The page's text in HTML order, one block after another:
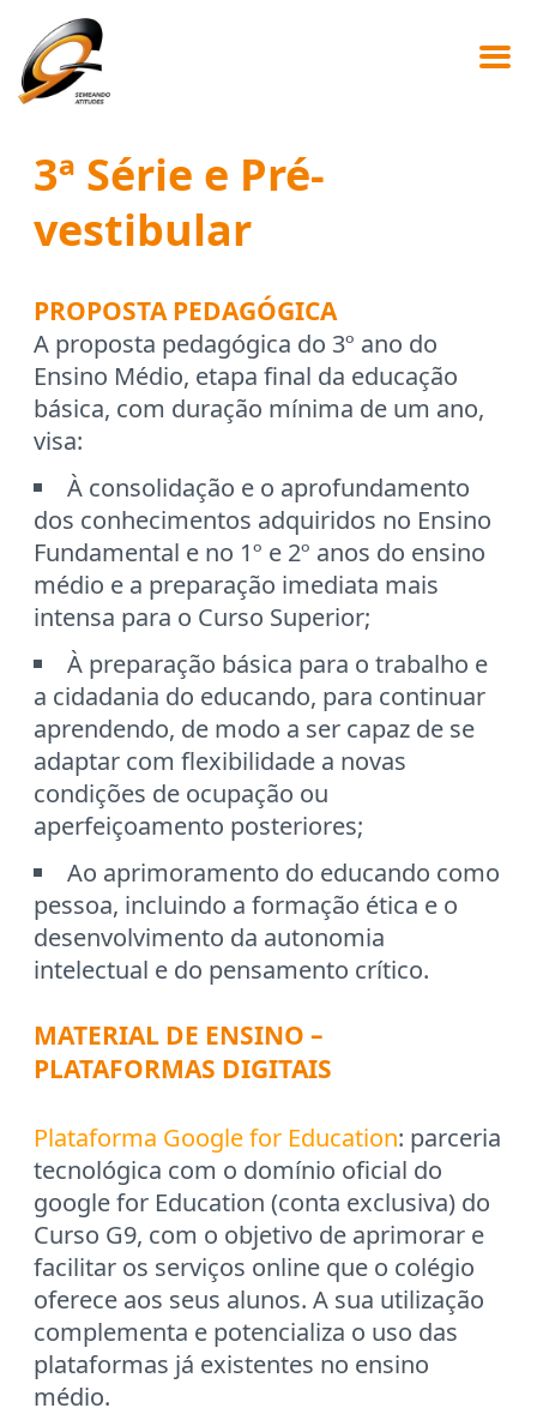
3ª Série e Pré-
vestibular
PROPOSTA PEDAGÓGICA
A proposta pedagógica do 3º ano do
Ensino Médio, etapa final da educação
básica, com duração mínima de um ano,
visa:
À consolidação e o aprofundamento
dos conhecimentos adquiridos no Ensino
Fundamental e no 1º e 2º anos do ensino
médio e a preparação imediata mais
intensa para o Curso Superior;
À preparação básica para o trabalho e
a cidadania do educando, para continuar
aprendendo, de modo a ser capaz de se
adaptar com flexibilidade a novas
condições de ocupação ou
aperfeiçoamento posteriores;
Ao aprimoramento do educando como
pessoa, incluindo a formação ética e o
desenvolvimento da autonomia
intelectual e do pensamento crítico.
MATERIAL DE ENSINO –
PLATAFORMAS DIGITAIS
Plataforma Google for Education: parceria
tecnológica com o domínio oficial do
google for Education (conta exclusiva) do
Curso G9, com o objetivo de aprimorar e
facilitar os serviços online que o colégio
oferece aos seus alunos. A sua utilização
complementa e potencializa o uso das
plataformas já existentes no ensino
médio.